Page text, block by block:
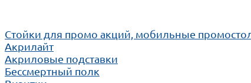
Cтойки для промо акций, мобильные
Акрилайт
Акриловые подставки
Бессмертный полк